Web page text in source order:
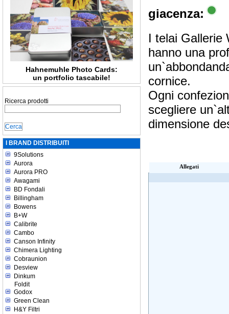
Hahnemuhle Photo Cards:
un portfolio tascabile!
Ricerca prodotti
I BRAND DISTRIBUITI
9Solutions
Aurora
Aurora PRO
Awagami
BD Fondali
Billingham
Bowens
B+W
Calibrite
Cambo
Canson Infinity
Chimera Lighting
Cobraunion
Desview
Dinkum
Foldit
Godox
Green Clean
H&Y Filtri
giacenza:
I telai Gallerie
hanno una
cornice.
Ogni
scegliere
dimensione
Allegati